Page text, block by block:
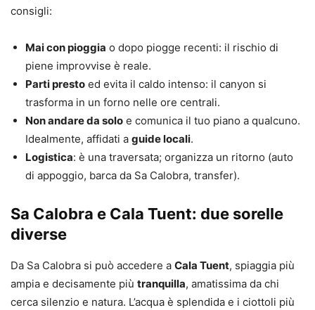
consigli:
Mai con pioggia o dopo piogge recenti: il rischio di
piene improvvise è reale.
Parti presto ed evita il caldo intenso: il canyon si
trasforma in un forno nelle ore centrali.
Non andare da solo e comunica il tuo piano a qualcuno.
Idealmente, affidati a guide locali.
Logistica: è una traversata; organizza un ritorno (auto
di appoggio, barca da Sa Calobra, transfer).
Sa Calobra e Cala Tuent: due sorelle
diverse
Da Sa Calobra si può accedere a Cala Tuent, spiaggia più
ampia e decisamente più tranquilla, amatissima da chi
cerca silenzio e natura. L’acqua è splendida e i ciottoli più